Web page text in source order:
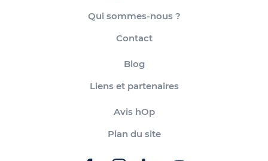
Qui sommes-nous ?
Contact
Blog
Liens et partenaires
Avis hOp
Plan du site